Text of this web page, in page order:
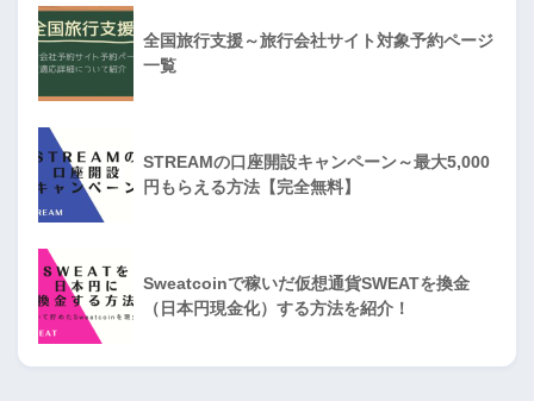
全国旅行支援～旅行会社サイト対象予約ページ
一覧
STREAMの口座開設キャンペーン～最大5,000
円もらえる方法【完全無料】
Sweatcoinで稼いだ仮想通貨SWEATを換金
（日本円現金化）する方法を紹介！